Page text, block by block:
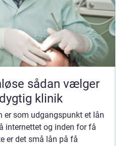
vælger
klinik
er som udgangspunkt et lån
internettet og inden for få
er det små lån på få